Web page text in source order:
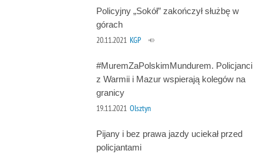
Policyjny „Sokół” zakończył służbę w
górach
20.11.2021 KGP
#MuremZaPolskimMundurem. Policjanci
z Warmii i Mazur wspierają kolegów na
granicy
19.11.2021 Olsztyn
Pijany i bez prawa jazdy uciekał przed
policjantami